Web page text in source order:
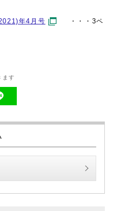
年4月号
・・・3ペ
す